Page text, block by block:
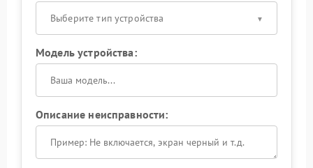
Выберите тип устройства
Модель устройства:
Описание неисправности: